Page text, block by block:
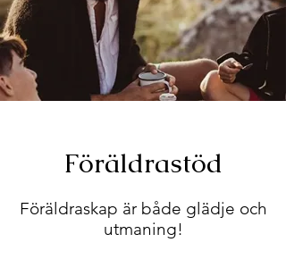
Föräldrastöd
Föräldraskap är både glädje och
utmaning!